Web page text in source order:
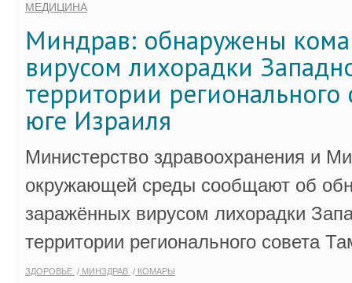
МЕДИЦИНА
Миндрав: обнаружены
вирусом лихорадки
территории регионального
юге Израиля
Министерство здравоохранения и
окружающей среды сообщают об
заражённых вирусом лихорадки
территории регионального совета
ЗДОРОВЬЕ МИНЗДРАВ КОМАРЫ